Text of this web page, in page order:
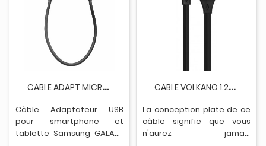
C
ABLE ADAPT MICRO USB M - USB F PR SMARTPHONE
Câble Adaptateur USB
pour smartphone et
tablette Samsung GALAXY
C
ABLE VOLKANO 1.2M NOIR
La conception plate de ce
câble signifie que vous
n'aurez jamais